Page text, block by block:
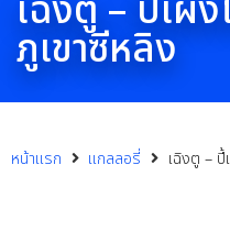
ภูเขาซีหลิง
หน้าแรก แกลลอรี่ เฉิงตู –